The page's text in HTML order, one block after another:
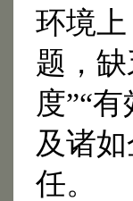
环境
题，
度”“
及诸
任。